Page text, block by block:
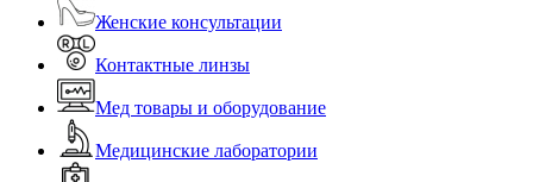
Женские консультации
Контактные линзы
Мед товары и оборудование
Медицинские лаборатории